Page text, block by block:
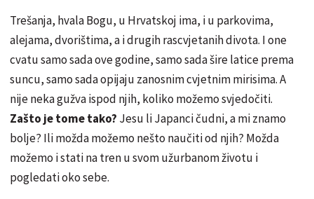
Trešanja, hvala Bogu, u Hrvatskoj ima, i u parkovima,
alejama, dvorištima, a i drugih rascvjetanih divota. I one
cvatu samo sada ove godine, samo sada šire latice prema
suncu, samo sada opijaju zanosnim cvjetnim mirisima. A
nije neka gužva ispod njih, koliko možemo svjedočiti.
Zašto je tome tako? Jesu li Japanci čudni, a mi znamo
bolje? Ili možda možemo nešto naučiti od njih? Možda
možemo i stati na tren u svom užurbanom životu i
pogledati oko sebe.